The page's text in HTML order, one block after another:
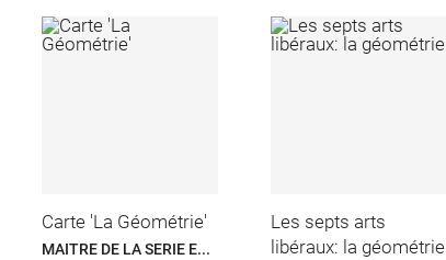
Carte 'La Géométrie'
MAITRE DE LA SERIE E...
Les septs arts
libéraux: la géométrie